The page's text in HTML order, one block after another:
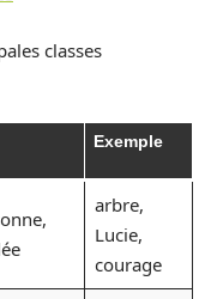
classes
Exemple
arbre,
Lucie,
courage